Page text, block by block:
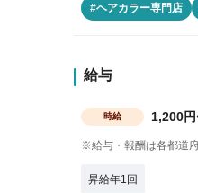
#ヘアカラー専門店
給与
時給 1,200
※給与・報酬は各都道
昇給年1回